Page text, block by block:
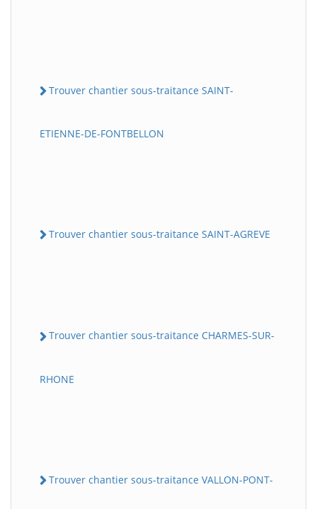
Trouver chantier sous-traitance SAINT-
ETIENNE-DE-FONTBELLON
Trouver chantier sous-traitance SAINT-AGREVE
Trouver chantier sous-traitance CHARMES-SUR-
RHONE
Trouver chantier sous-traitance VALLON-PONT-